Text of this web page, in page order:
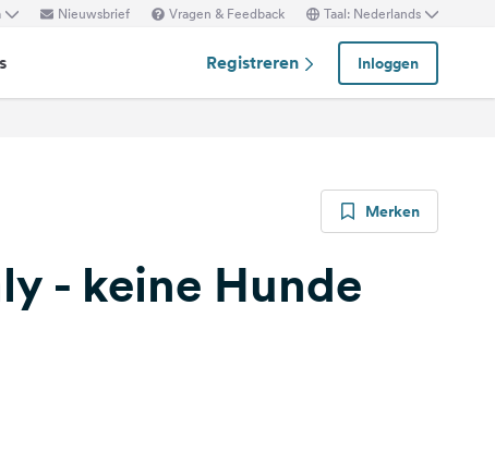
Nieuwsbrief Vragen & Feedback Taal: Nederlands
Registreren Inloggen
Merken
- keine Hunde